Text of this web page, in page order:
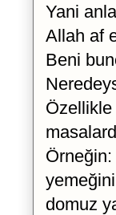
Yani
Allah af
Beni
Özellikle
domuz